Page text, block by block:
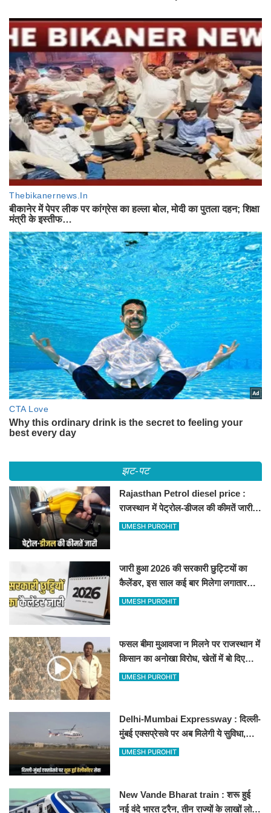
झट-पट
Rajasthan Petrol diesel price :
राजस्थान में पेट्रोल-डीजल की कीमतें जारी,
जानिए बीकानेर समेत पुरे प्रदेश में नए रेट
UMESH PUROHIT
जारी हुआ 2026 की सरकारी छुट्टियों का
कैलेंडर, इस साल कई बार मिलेगा लगातार
अवकाश, देखें
UMESH PUROHIT
फसल बीमा मुआवजा न मिलने पर राजस्थान में
किसान का अनोखा विरोध, खेतों में बो दिए
500-500 रुपए के नोट, वीडियो वायरल
UMESH PUROHIT
Delhi-Mumbai Expressway : दिल्ली-
मुंबई एक्सप्रेसवे पर अब मिलेगी ये सुविधा,
हेलीकॉप्टर सर्विस से तुरंत घायल पहुंचेगा
UMESH PUROHIT
New Vande Bharat train : शरू हुई
नई वंदे भारत ट्रैन, तीन राज्यों के लाखों लोगों